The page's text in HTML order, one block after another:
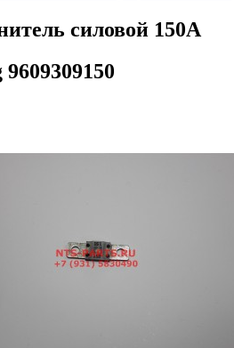
силовой 150А
9609309150